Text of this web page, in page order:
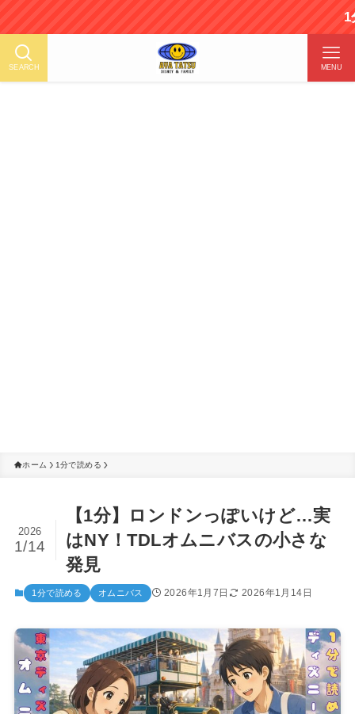
1分で読め
SEARCH MENU
ホーム 1分で読める
【1分】ロンドンっぽいけど…実
はNY！TDLオムニバスの小さな
発見
2026
1/14
1分で読める オムニバス 2026年1月7日 2026年1月14日